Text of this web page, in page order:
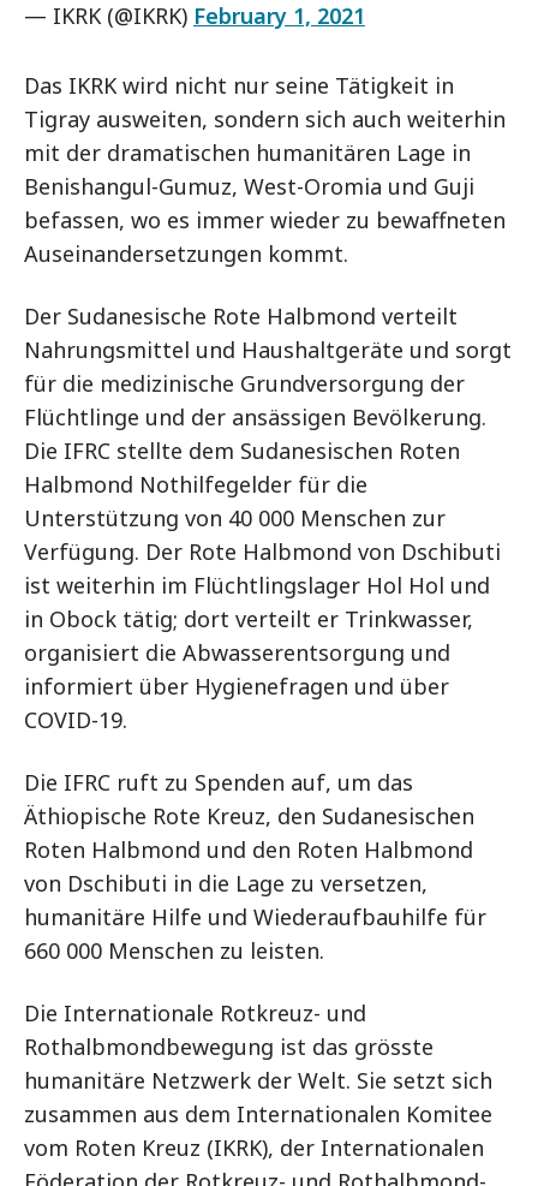
— IKRK (@IKRK) February 1, 2021
Das IKRK wird nicht nur seine Tätigkeit in
Tigray ausweiten, sondern sich auch weiterhin
mit der dramatischen humanitären Lage in
Benishangul-Gumuz, West-Oromia und Guji
befassen, wo es immer wieder zu bewaffneten
Auseinandersetzungen kommt.
Der Sudanesische Rote Halbmond verteilt
Nahrungsmittel und Haushaltgeräte und sorgt
für die medizinische Grundversorgung der
Flüchtlinge und der ansässigen Bevölkerung.
Die IFRC stellte dem Sudanesischen Roten
Halbmond Nothilfegelder für die
Unterstützung von 40 000 Menschen zur
Verfügung. Der Rote Halbmond von Dschibuti
ist weiterhin im Flüchtlingslager Hol Hol und
in Obock tätig; dort verteilt er Trinkwasser,
organisiert die Abwasserentsorgung und
informiert über Hygienefragen und über
COVID-19.
Die IFRC ruft zu Spenden auf, um das
Äthiopische Rote Kreuz, den Sudanesischen
Roten Halbmond und den Roten Halbmond
von Dschibuti in die Lage zu versetzen,
humanitäre Hilfe und Wiederaufbauhilfe für
660 000 Menschen zu leisten.
Die Internationale Rotkreuz- und
Rothalbmondbewegung ist das grösste
humanitäre Netzwerk der Welt. Sie setzt sich
zusammen aus dem Internationalen Komitee
vom Roten Kreuz (IKRK), der Internationalen